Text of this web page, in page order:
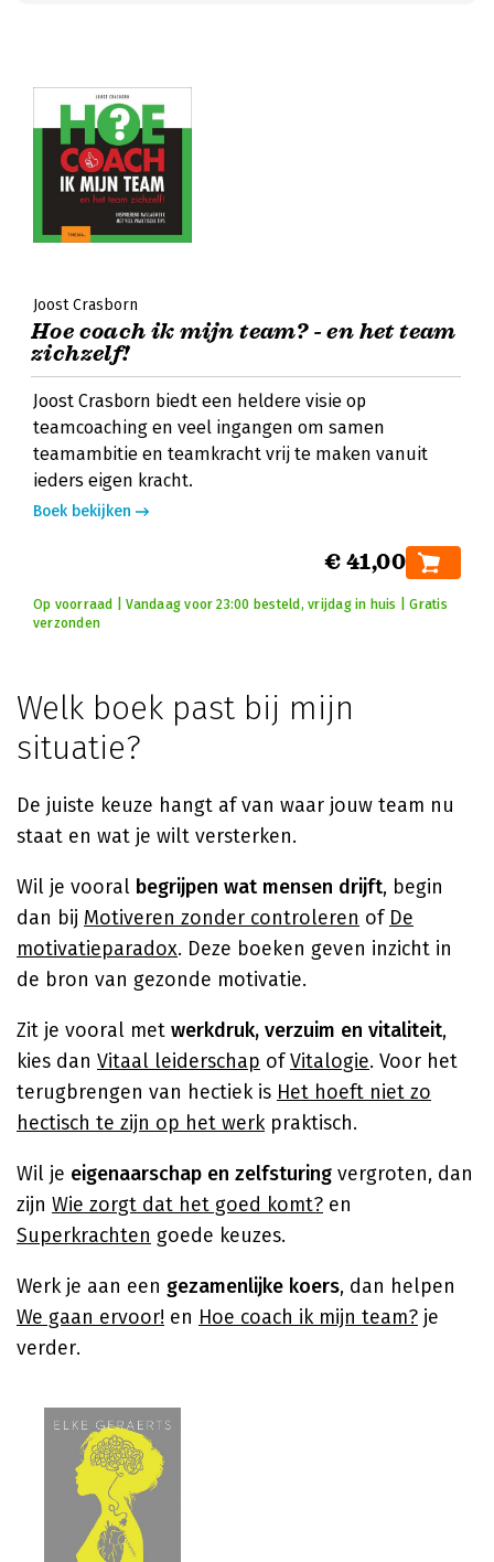
Joost Crasborn
Hoe coach ik mijn team? - en het team
zichzelf!
Joost Crasborn biedt een heldere visie op
teamcoaching en veel ingangen om samen
teamambitie en teamkracht vrij te maken vanuit
ieders eigen kracht.
Boek bekijken
€ 41,00
Op voorraad | Vandaag voor 23:00 besteld, vrijdag in huis | Gratis
verzonden
Welk boek past bij mijn
situatie?
De juiste keuze hangt af van waar jouw team nu
staat en wat je wilt versterken.
Wil je vooral begrijpen wat mensen drijft, begin
dan bij Motiveren zonder controleren of De
motivatieparadox. Deze boeken geven inzicht in
de bron van gezonde motivatie.
Zit je vooral met werkdruk, verzuim en vitaliteit,
kies dan Vitaal leiderschap ofVitalogie. Voor het
terugbrengen van hectiek is Het hoeft niet zo
hectisch te zijn op het werkpraktisch.
Wil je eigenaarschap en zelfsturing vergroten, dan
zijn Wie zorgt dat het goed komt? en
Superkrachten goede keuzes.
Werk je aan een gezamenlijke koers, dan helpen
We gaan ervoor! en Hoe coach ik mijn team? je
verder.